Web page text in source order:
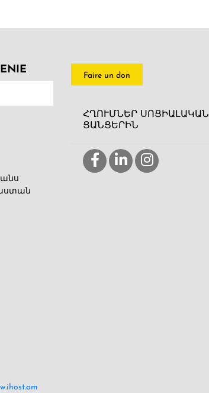
Faire un don
ՀՂՈՒՄՆԵՐ ՍՈՑԻԱԼԱԿԱՆ
ՑԱՆՑԵՐԻՆ